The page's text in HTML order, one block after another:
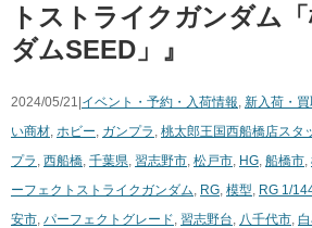
トストライクガンダム
ダムSEED」』
2024/05/21|イベント・予約・入荷情報, 新入荷・
い商材, ホビー, ガンプラ , 桃太郎王国西船橋店スタ
プラ , 西船橋, 千葉県, 習志野市, 松戸市, HG, 船橋市,
ーフェクトストライクガンダム, RG, 模型, RG 1/
安市, パーフェクトグレード, 習志野台, 八千代市,